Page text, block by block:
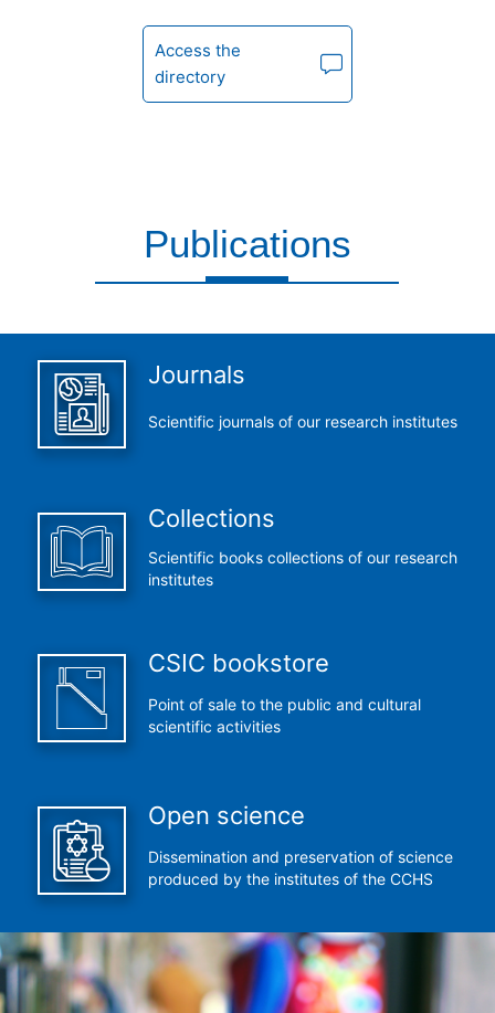
Access the
directory
Publications
Journals
Scientific journals of our research institutes
Collections
Scientific books collections of our research
institutes
CSIC bookstore
Point of sale to the public and cultural
scientific activities
Open science
Dissemination and preservation of science
produced by the institutes of the CCHS